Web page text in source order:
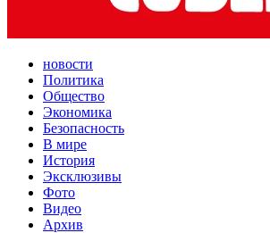
новости
Политика
Общество
Экономика
Безопасность
В мире
История
Эксклюзивы
Фото
Видео
Архив